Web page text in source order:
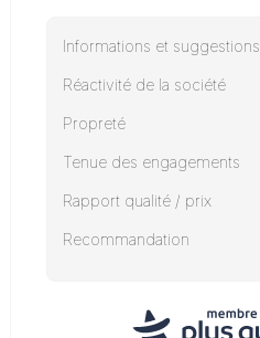
Informations et suggestions
Réactivité de la société
Propreté
Tenue des engagements
Rapport qualité / prix
Recommandation